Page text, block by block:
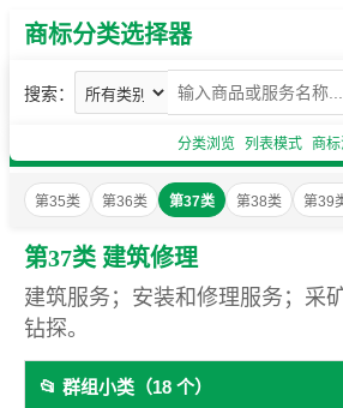
商标分类选择器
搜索：
分类浏览 列表模式 商
第35类 第36类 第37类 第38类 第39
第37类 建筑修理
建筑服务；安装和修理服务；采
钻探。
📂 群组小类（18 个）